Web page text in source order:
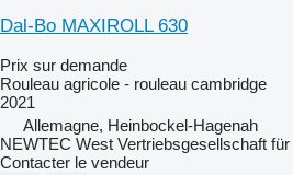
Dal-Bo MAXIROLL 630
Prix sur demande
Rouleau agricole - rouleau cambridge
2021
Allemagne, Heinbockel-Hagenah
NEWTEC West Vertriebsgesellschaft
Contacter le vendeur